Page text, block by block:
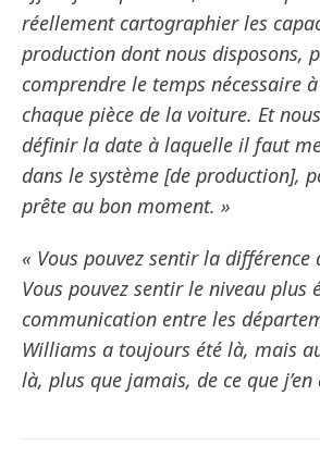
réellement cartographier les
production dont nous disposons,
comprendre le temps nécessaire
chaque pièce de la voiture. Et
définir la date à laquelle il faut
dans le système [de production],
prête au bon moment. »
« Vous pouvez sentir la différence
Vous pouvez sentir le niveau plus
communication entre les
Williams a toujours été là, mais
là, plus que jamais, de ce que j’en